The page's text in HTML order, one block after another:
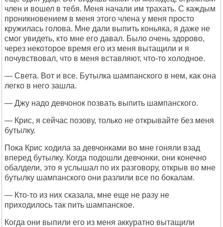
член и вошел в тебя. Меня начали им трахать. С каждым
проникновением в меня этого члена у меня просто
кружилась голова. Мне дали выпить коньяка, я даже не
смог увидеть, кто мне его давал. Было очень здорово,
через некоторое время его из меня вытащили и я
почувствовал, что в меня вставляют, что-то холодное.
— Света. Вот и все. Бутылка шампанского в нем, как она
легко в него зашла.
— Джу надо девчонок позвать выпить шампанского.
— Крис, я сейчас позову, только не открывайте без меня
бутылку.
Пока Крис ходила за девчонками во мне гоняли взад
вперед бутылку. Когда подошли девчонки, они конечно
обалдели, это я услышал по их разговору, открыв во мне
бутылку шампанского они разлили все по бокалам.
— Кто-то из них сказала, мне еще не разу не
приходилось так пить шампанское.
Когда они выпили его из меня аккуратно вытащили